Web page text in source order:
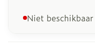
Niet beschikbaar